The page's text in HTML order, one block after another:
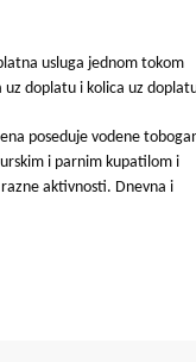
usluga jednom tokom
doplatu i kolica uz
poseduje vodene
i parnim kupatilom i
aktivnosti. Dnevna i